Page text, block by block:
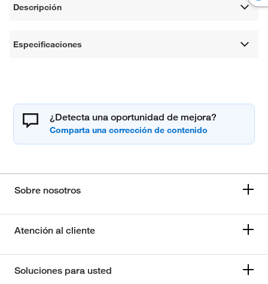
Descripción
Especificaciones
¿Detecta una oportunidad de mejora?
Sobre nosotros
Atención al cliente
Soluciones para usted